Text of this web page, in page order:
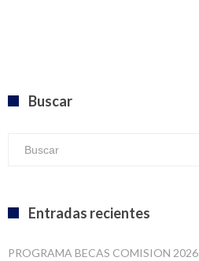
Buscar
Entradas recientes
PROGRAMA BECAS COMISION 2026